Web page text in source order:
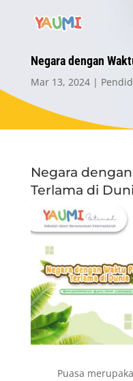
Negara dengan
Mar 13, 2024
Negara
Terlama di
Puasa